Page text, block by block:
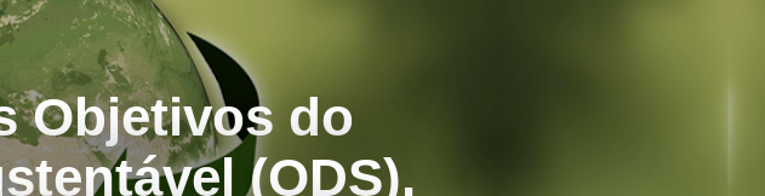
Objetivos do
(ODS).